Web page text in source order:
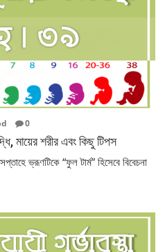
0
মায়ের শরীর এবং কিছু টিপস
ভ্রূণটিকে “ফুল টার্ম” হিসেবে বিবেচনা